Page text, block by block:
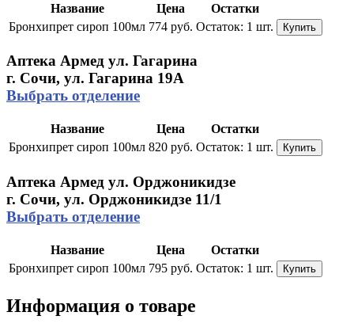
Название Цена
Остатки
Бронхипрет сироп 100мл 774 руб. Остаток: 1 шт. Купить
Аптека Армед ул. Гагарина
г. Сочи, ул. Гагарина 19А
Выбрать отделение
Название Цена
Остатки
Бронхипрет сироп 100мл 820 руб. Остаток: 1 шт. Купить
Аптека Армед ул. Орджоникидзе
г. Сочи, ул. Орджоникидзе 11/1
Выбрать отделение
Название Цена
Остатки
Бронхипрет сироп 100мл 795 руб. Остаток: 1 шт. Купить
Информация о товаре